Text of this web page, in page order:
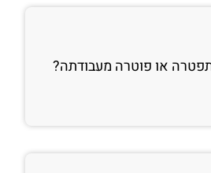
או פוטרה מעבודתה?